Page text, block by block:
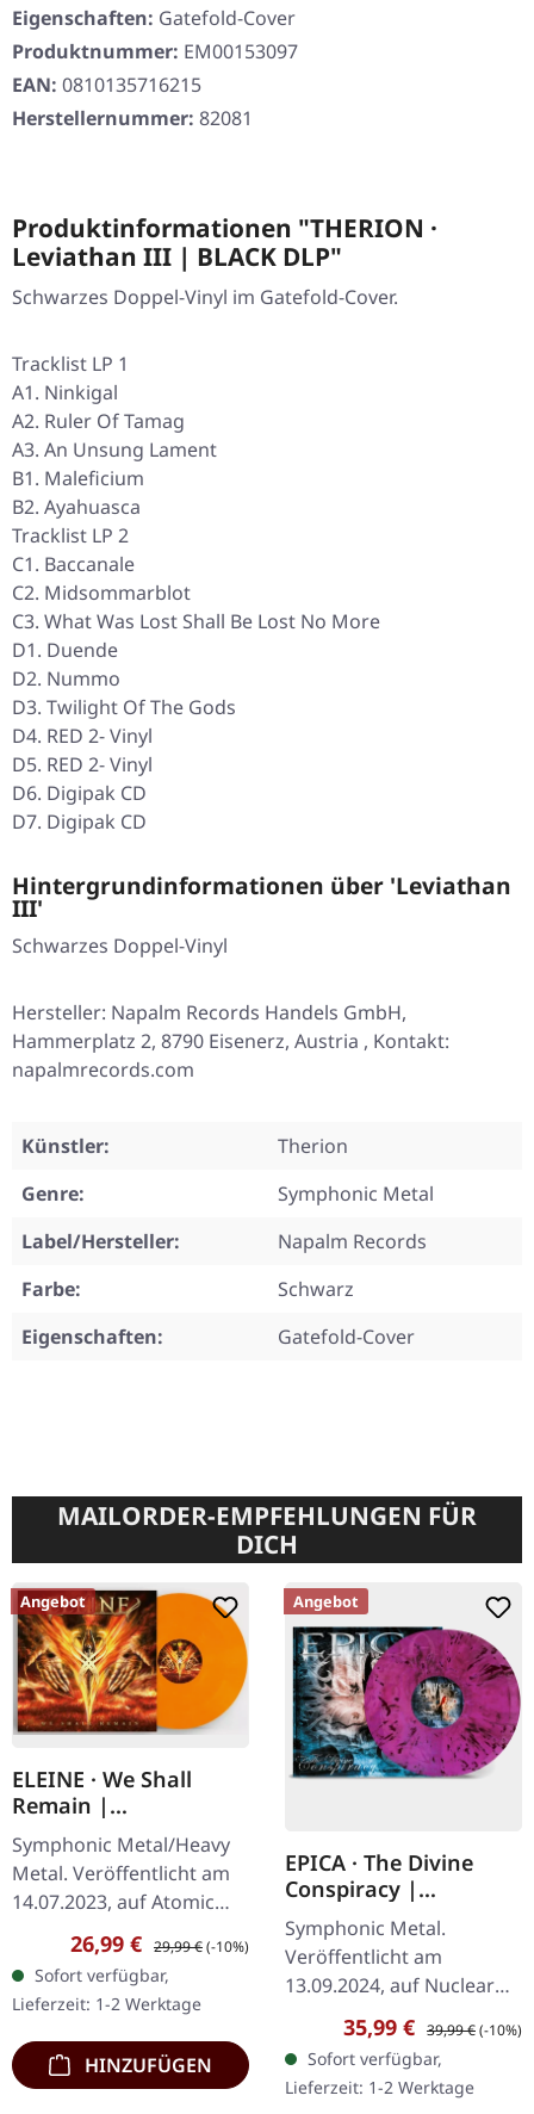
Eigenschaften: Gatefold-Cover
Produktnummer: EM00153097
EAN: 0810135716215
Herstellernummer: 82081
Produktinformationen "THERION ·
Leviathan III | BLACK DLP"
Schwarzes Doppel-Vinyl im Gatefold-Cover.
Tracklist LP 1
A1. Ninkigal
A2. Ruler Of Tamag
A3. An Unsung Lament
B1. Maleficium
B2. Ayahuasca
Tracklist LP 2
C1. Baccanale
C2. Midsommarblot
C3. What Was Lost Shall Be Lost No More
D1. Duende
D2. Nummo
D3. Twilight Of The Gods
D4. RED 2- Vinyl
D5. RED 2- Vinyl
D6. Digipak CD
D7. Digipak CD
Hintergrundinformationen über 'Leviathan
III'
Schwarzes Doppel-Vinyl
Hersteller: Napalm Records Handels GmbH,
Hammerplatz 2, 8790 Eisenerz, Austria , Kontakt:
napalmrecords.com
Künstler:
Therion
Genre:
Symphonic Metal
Label/Hersteller:
Napalm Records
Farbe:
Schwarz
Eigenschaften:
Gatefold-Cover
MAILORDER-EMPFEHLUNGEN FÜR
DICH
Angebot
ELEINE · We Shall
Remain |
ORANGE/WHITE
MARBLED LP
Symphonic Metal/Heavy
Metal. Veröffentlicht am
14.07.2023, auf Atomic
Fire Records. Orange-
weiß marmoriertes Vinyl.
Die schwedische…
Verkaufspreis:
26,99 € Regulärer Preis:
29,99 €(-10%)
Sofort verfügbar,
Lieferzeit: 1-2 Werktage
HINZUFÜGEN
Angebot
EPICA · The Divine
Conspiracy |
TRANSPARENT
MAGENTA/BLACK
MARBLED 2LP
Symphonic Metal.
Veröffentlicht am
13.09.2024, auf Nuclear
Blast Records.
Transparent magenta-
schwarzes Doppel-Vinyl
im Gatefold-Cover. "The
Verkaufspreis:
35,99 € Regulärer Preis:
39,99 €(-10%)
Sofort verfügbar,
Lieferzeit: 1-2 Werktage